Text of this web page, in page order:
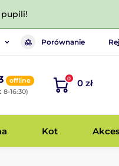
Porównanie
offline
8-16:30)
0 0 zł
Kot